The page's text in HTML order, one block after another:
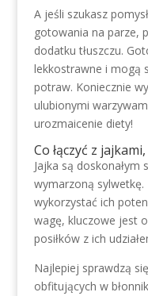
A jeśli szukasz
gotowania na parze,
dodatku tłuszczu.
lekkostrawne i mogą
potraw. Koniecznie
ulubionymi
urozmaicenie diety!
Co łączyć z
Jajka są
wymarzoną sylwetkę.
wykorzystać ich
wagę, kluczowe jest
posiłków z ich
Najlepiej sprawdzą
obfitujących w